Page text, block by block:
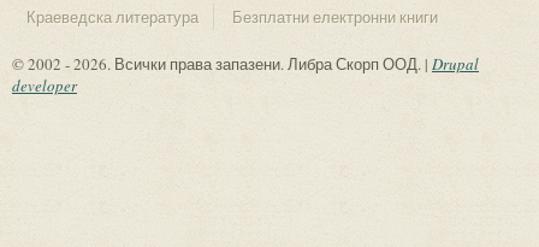
Краеведска литература
Безплатни електронни книги
© 2002 - 2026. Всички права запазени. Либра Скорп ООД. | Drupal
developer